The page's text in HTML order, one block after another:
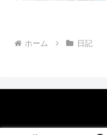
ホーム 日記